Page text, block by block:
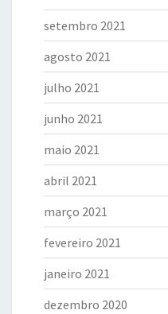
setembro 2021
agosto 2021
julho 2021
junho 2021
maio 2021
abril 2021
março 2021
fevereiro 2021
janeiro 2021
dezembro 2020